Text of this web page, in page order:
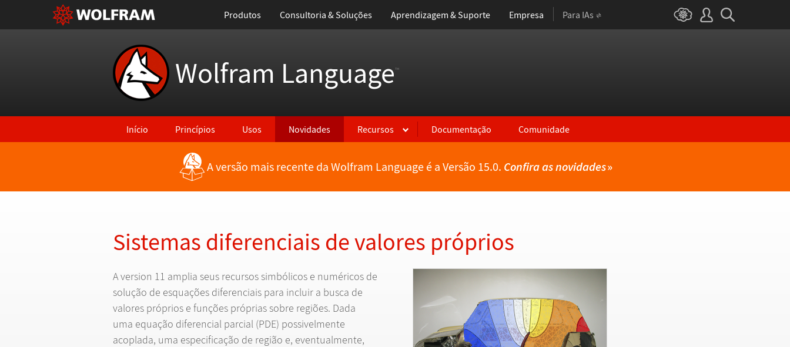
Produtos Consultoria & Soluções Aprendizagem & Suporte Empresa Para IAs
Wolfram Language™
Início Princípios Usos Novidades Recursos Documentação Comunidade
Voltar para Últimas NovidadesA versão mais recente da Wolfram Language é a Versão 15.0. Confira as novidades»
Sistemas diferenciais de valores próprios
A version 11 amplia seus recursos simbólicos e numéricos de
solução de esquações diferenciais para incluir a busca de
valores próprios e funções próprias sobre regiões. Dada
uma equação diferencial parcial (PDE) possivelmente
acoplada, uma especificação de região e, eventualmente,